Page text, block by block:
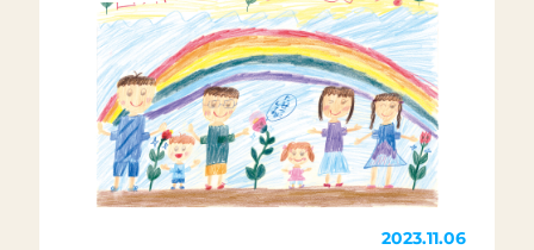
2023.11.06